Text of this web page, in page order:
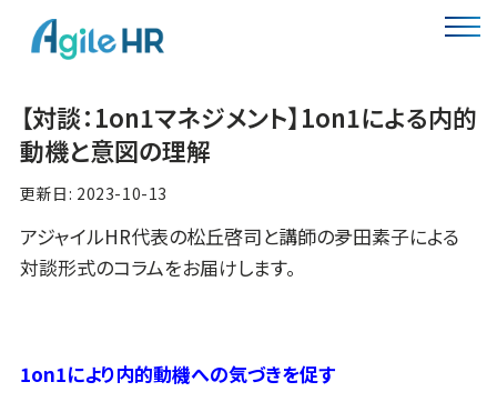
【対談：1on1マネジメント】1on1による内的
動機と意図の理解
更新日: 2023-10-13
アジャイルHR代表の松丘啓司と講師の夛田素子による
対談形式のコラムをお届けします。
1on1により内的動機への気づきを促す